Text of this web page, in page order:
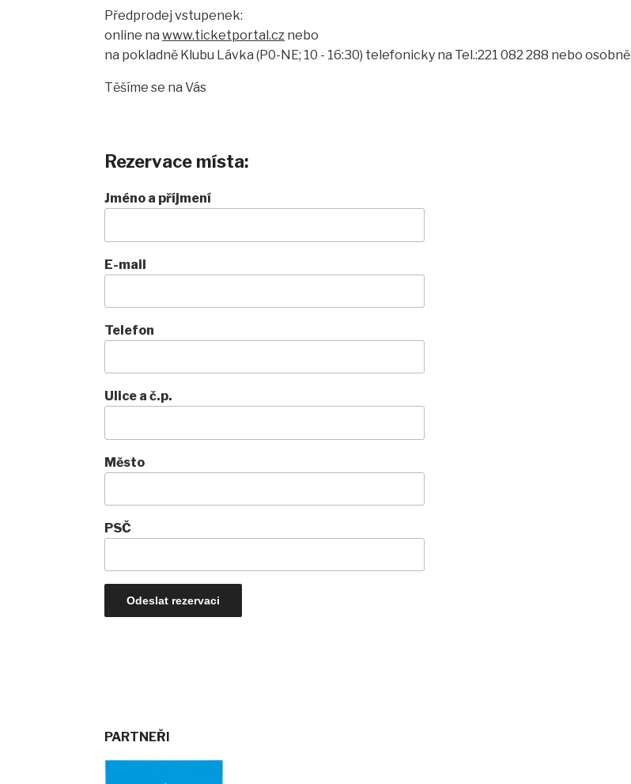
Předprodej vstupenek:
online na www.ticketportal.cz nebo
na pokladně Klubu Lávka (P0-NE; 10 - 16:30) telefonicky na Tel.:221 082 288 nebo osobně
Těšíme se na Vás
Rezervace místa:
Jméno a příjmení
E-mail
Telefon
Ulice a č.p.
Město
PSČ
PARTNEŘI